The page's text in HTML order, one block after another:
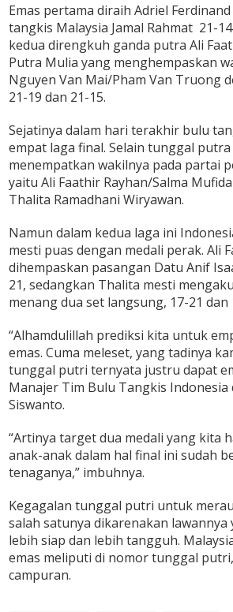
Emas pertama diraih Adriel
tangkis Malaysia Jamal Rahmat 21-
kedua direngkuh ganda putra Ali
Putra Mulia yang menghempaskan
Nguyen Van Mai/Pham Van Truong
21-19 dan 21-15.
Sejatinya dalam hari terakhir bulu
empat laga final. Selain tunggal
menempatkan wakilnya pada partai
yaitu Ali Faathir Rayhan/Salma
Thalita Ramadhani Wiryawan.
Namun dalam kedua laga ini
mesti puas dengan medali perak. Ali
dihempaskan pasangan Datu Anif
21, sedangkan Thalita mesti
menang dua set langsung, 17-21 dan
“Alhamdulillah prediksi kita untuk
emas. Cuma meleset, yang tadinya
tunggal putri ternyata justru dapat
Manajer Tim Bulu Tangkis Indonesia
Siswanto.
“Artinya target dua medali yang kita
anak-anak dalam hal final ini sudah
tenaganya,” imbuhnya.
Kegagalan tunggal putri untuk
salah satunya dikarenakan
lebih siap dan lebih tangguh.
emas meliputi di nomor tunggal
campuran.